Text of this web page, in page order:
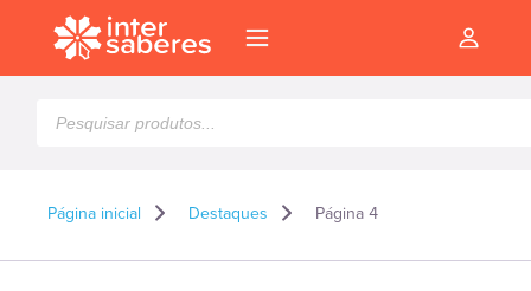
produtos
Página inicial Destaques Página 4